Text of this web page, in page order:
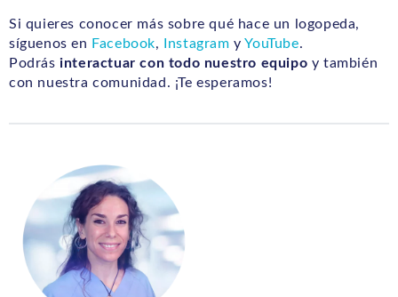
Si quieres conocer más sobre qué hace un logopeda,
síguenos en Facebook, Instagram yYouTube.
Podrás interactuar con todo nuestro equipo y también
con nuestra comunidad. ¡Te esperamos!